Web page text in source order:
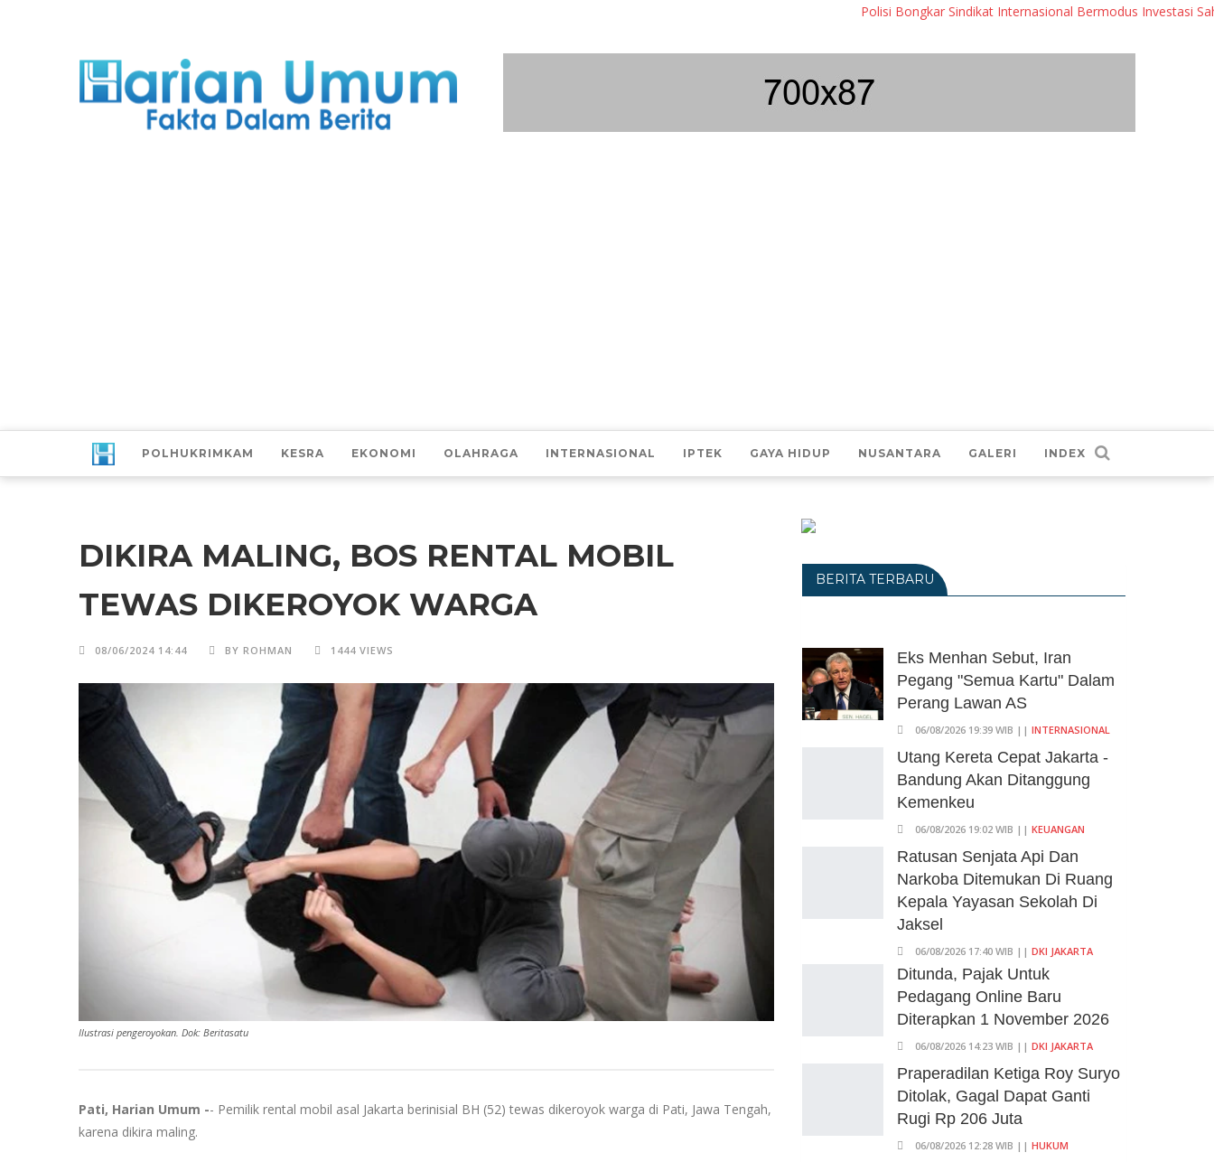
Polisi Bongkar Sindikat Internasional Bermodus Investasi Saham
POLHUKRIMKAM KESRA EKONOMI OLAHRAGA INTERNASIONAL IPTEK GAYA HIDUP NUSANTARA GALERI INDEX
DIKIRA MALING, BOS RENTAL MOBIL
TEWAS DIKEROYOK WARGA
08/06/2024 14:44 BY ROHMAN 1444 VIEWS
Ilustrasi pengeroyokan. Dok: Beritasatu
Pati, Harian Umum -- Pemilik rental mobil asal Jakarta berinisial BH (52) tewas dikeroyok warga di Pati, Jawa Tengah,
karena dikira maling.
BERITA TERBARU
Eks Menhan Sebut, Iran
Pegang "Semua Kartu" Dalam
Perang Lawan AS
06/08/2026 19:39 WIB || INTERNASIONAL
Utang Kereta Cepat Jakarta -
Bandung Akan Ditanggung
Kemenkeu
06/08/2026 19:02 WIB || KEUANGAN
Ratusan Senjata Api Dan
Narkoba Ditemukan Di Ruang
Kepala Yayasan Sekolah Di
Jaksel
06/08/2026 17:40 WIB || DKI JAKARTA
Ditunda, Pajak Untuk
Pedagang Online Baru
Diterapkan 1 November 2026
06/08/2026 14:23 WIB || DKI JAKARTA
Praperadilan Ketiga Roy Suryo
Ditolak, Gagal Dapat Ganti
Rugi Rp 206 Juta
06/08/2026 12:28 WIB || HUKUM